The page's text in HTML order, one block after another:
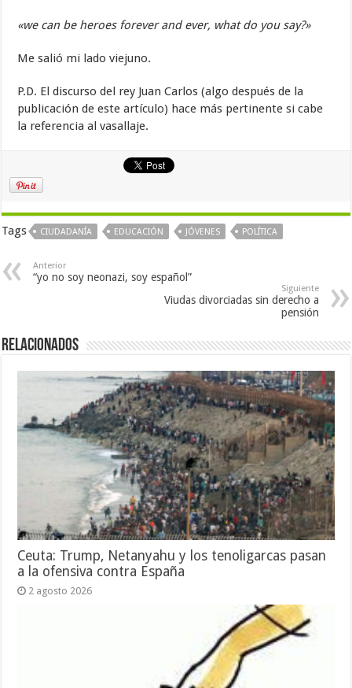
«we can be heroes forever and ever, what do you say?»
Me salió mi lado viejuno.
P.D. El discurso del rey Juan Carlos (algo después de la
publicación de este artículo) hace más pertinente si cabe
la referencia al vasallaje.
Tags CIUDADANÍA EDUCACIÓN JÓVENES POLÍTICA
Anterior
“yo no soy neonazi, soy español”
Siguiente
Viudas divorciadas sin derecho a
pensión
Relacionados
Ceuta: Trump, Netanyahu y los tenoligarcas pasan
a la ofensiva contra España
2 agosto 2026